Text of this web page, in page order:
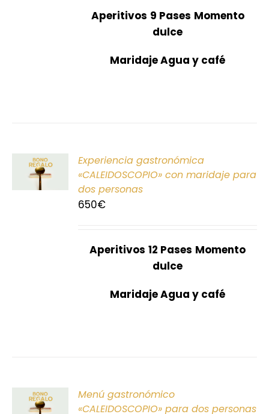
Aperitivos 9 Pases Momento
dulce
Maridaje Agua y café
Experiencia gastronómica
«CALEIDOSCOPIO» con maridaje para
dos personas
650€
Aperitivos 12 Pases Momento
dulce
Maridaje Agua y café
Menú gastronómico
«CALEIDOSCOPIO» para dos personas